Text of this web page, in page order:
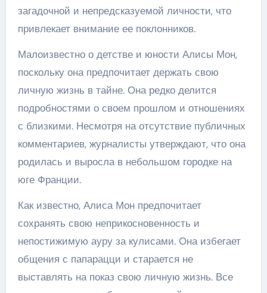
загадочной и непредсказуемой личности, что
привлекает внимание ее поклонников.
Малоизвестно о детстве и юности Алисы Мон,
поскольку она предпочитает держать свою
личную жизнь в тайне. Она редко делится
подробностями о своем прошлом и отношениях
с близкими. Несмотря на отсутствие публичных
комментариев, журналисты утверждают, что она
родилась и выросла в небольшом городке на
юге Франции.
Как известно, Алиса Мон предпочитает
сохранять свою неприкосновенность и
непостижимую ауру за кулисами. Она избегает
общения с папарацци и старается не
выставлять на показ свою личную жизнь. Все